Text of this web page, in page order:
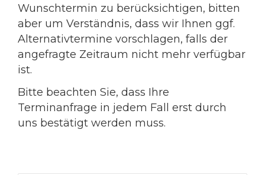
Wunschtermin zu berücksichtigen, bitten
aber um Verständnis, dass wir Ihnen ggf.
Alternativtermine vorschlagen, falls der
angefragte Zeitraum nicht mehr verfügbar
ist.
Bitte beachten Sie, dass Ihre
Terminanfrage in jedem Fall erst durch
uns bestätigt werden muss.